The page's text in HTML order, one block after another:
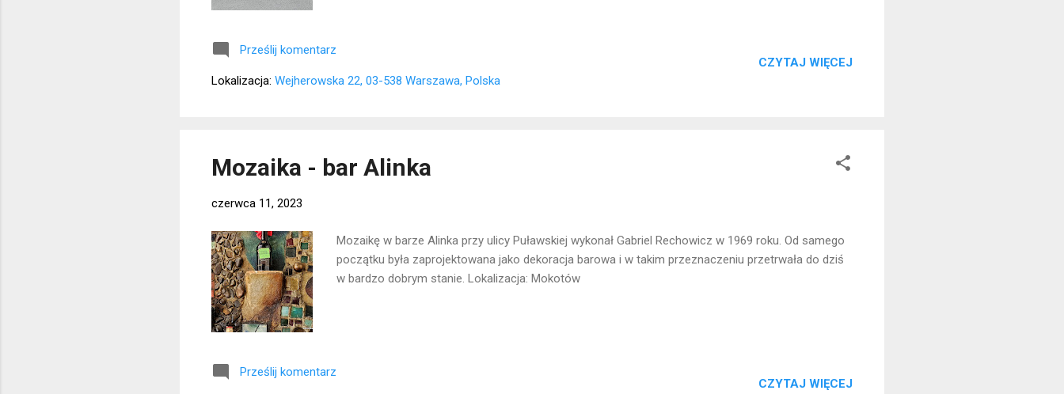
Prześlij komentarz
Lokalizacja: Wejherowska 22, 03-538 Warszawa, Polska
CZYTAJ WIĘCEJ
Mozaika - bar Alinka
czerwca 11, 2023
Mozaikę w barze Alinka przy ulicy Puławskiej wykonał Gabriel Rechowicz w 1969 roku. Od samego
początku była zaprojektowana jako dekoracja barowa i w takim przeznaczeniu przetrwała do dziś
w bardzo dobrym stanie. Lokalizacja: Mokotów
Prześlij komentarz
CZYTAJ WIĘCEJ